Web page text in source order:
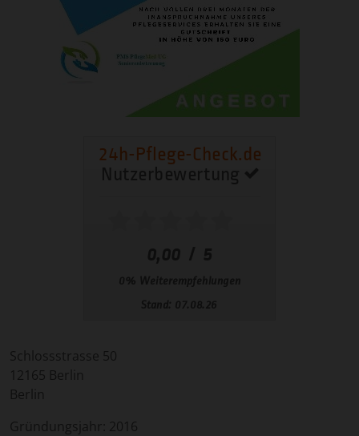
Schlossstrasse 50
12165 Berlin
Berlin
Gründungsjahr: 2016